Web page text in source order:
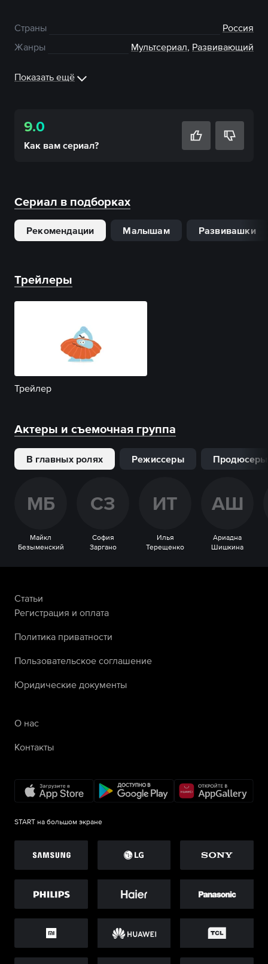
Страны
Россия
Жанры
Мультсериал, Развивающий
Показать ещё
9.0
Как вам сериал?
Сериал в подборках
Рекомендации Малышам Развивашки
Трейлеры
Трейлер
Актеры и съемочная группа
В главных ролях Режиссеры Продюсеры
МБ
Майкл
Безыменский
СЗ
София
Заргано
ИТ
Илья
Терещенко
АШ
Ариадна
Шишкина
Статьи
Регистрация и оплата
Политика приватности
Пользовательское соглашение
Юридические документы
О нас
Контакты
START на большом экране